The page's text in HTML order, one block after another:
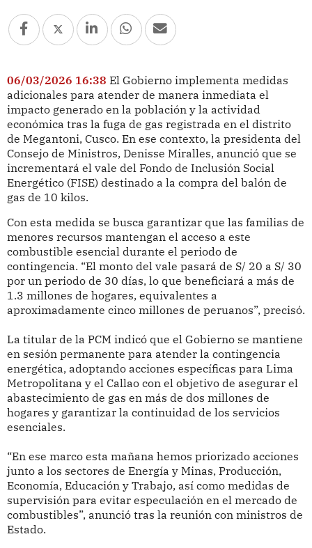
06/03/2026 16:38 El Gobierno implementa medidas
adicionales para atender de manera inmediata el
impacto generado en la población y la actividad
económica tras la fuga de gas registrada en el distrito
de Megantoni, Cusco. En ese contexto, la presidenta del
Consejo de Ministros, Denisse Miralles, anunció que se
incrementará el vale del Fondo de Inclusión Social
Energético (FISE) destinado a la compra del balón de
gas de 10 kilos.
Con esta medida se busca garantizar que las familias de
menores recursos mantengan el acceso a este
combustible esencial durante el periodo de
contingencia. “El monto del vale pasará de S/ 20 a S/ 30
por un periodo de 30 días, lo que beneficiará a más de
1.3 millones de hogares, equivalentes a
aproximadamente cinco millones de peruanos”, precisó.
La titular de la PCM indicó que el Gobierno se mantiene
en sesión permanente para atender la contingencia
energética, adoptando acciones específicas para Lima
Metropolitana y el Callao con el objetivo de asegurar el
abastecimiento de gas en más de dos millones de
hogares y garantizar la continuidad de los servicios
esenciales.
“En ese marco esta mañana hemos priorizado acciones
junto a los sectores de Energía y Minas, Producción,
Economía, Educación y Trabajo, así como medidas de
supervisión para evitar especulación en el mercado de
combustibles”, anunció tras la reunión con ministros de
Estado.